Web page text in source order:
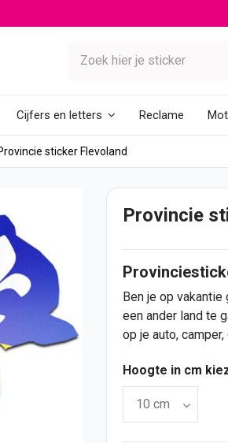
Cijfers en letters Reclame
sticker Flevoland
Provincie
Ben je op
een ander land te
op je auto,
Hoogte in cm